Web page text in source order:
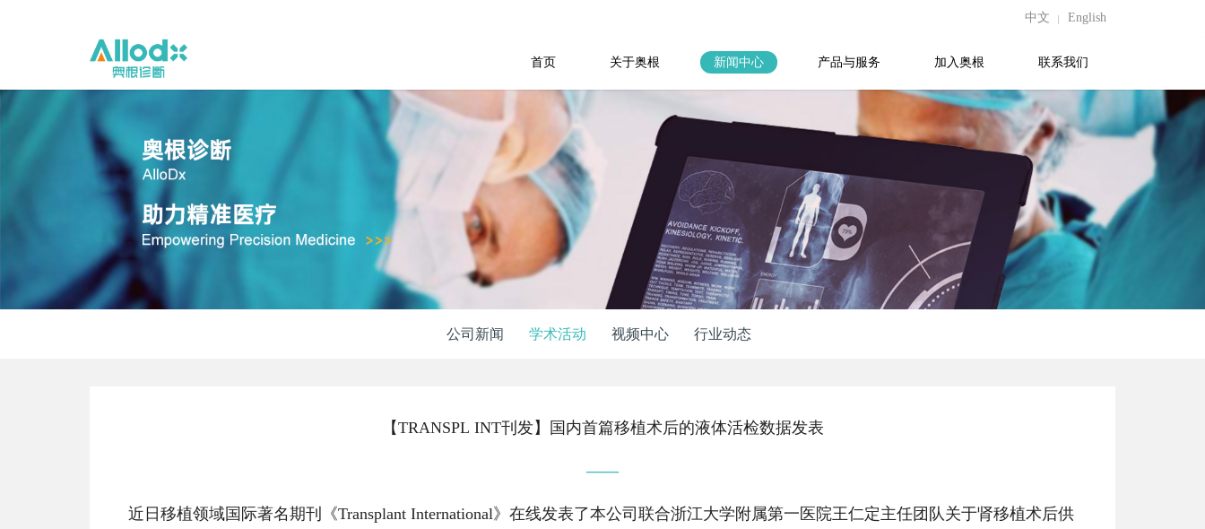
中文 English
首页 关于奥根 新闻中心 产品与服务 加入奥根 联系我们
公司新闻 学术活动 视频中心 行业动态
【TRANSPL INT刊发】国内首篇移植术后的液体活检数据发表
——
近日移植领域国际著名期刊《Transplant International》在线发表了本公司联合浙江大学附属第一医院王仁定主任团队关于肾移植术后供